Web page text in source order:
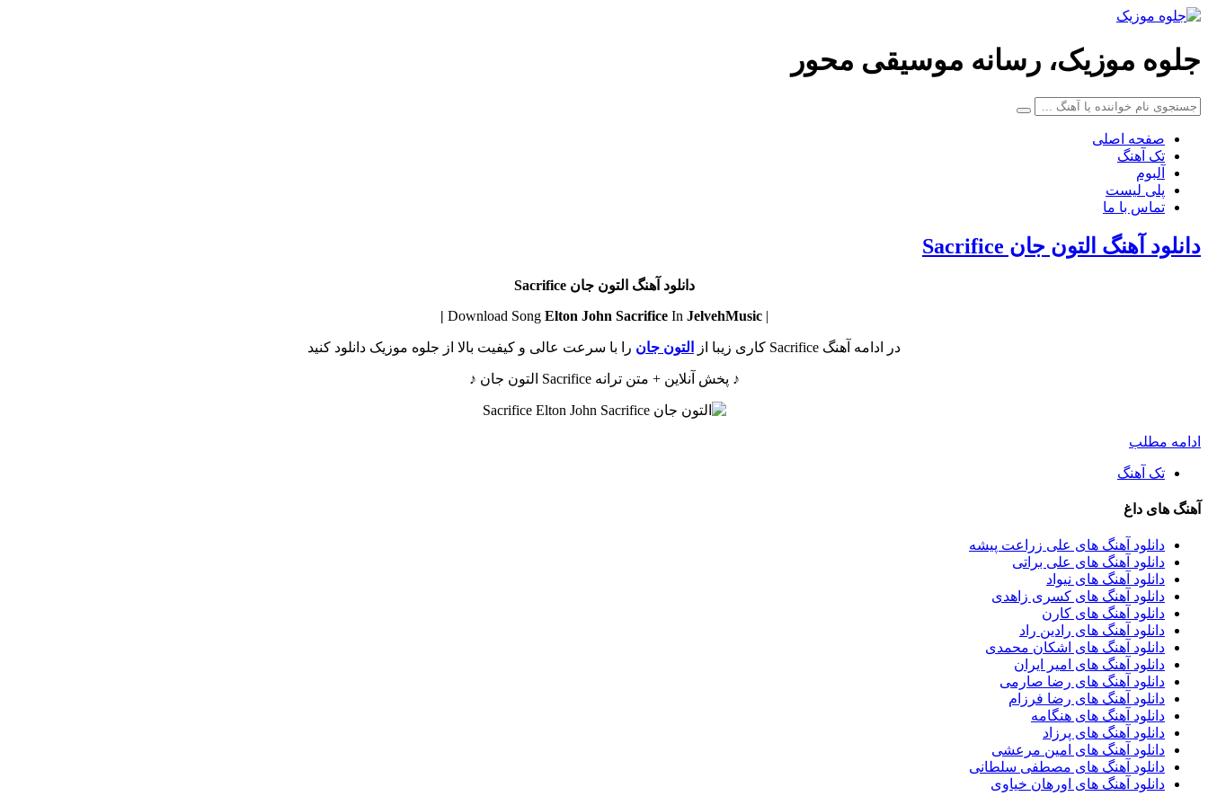
جلوه موزیک، رسانه موسیقی محور
صفحه اصلی
تک آهنگ
آلبوم
پلی لیست
تماس با ما
دانلود آهنگ التون جان Sacrifice
دانلود آهنگ التون جان Sacrifice
| Download Song
Elton John SacrificeIn JelvehMusic |
در ادامه آهنگ Sacrifice کاری زیبا از التون جان را با سرعت عالی و کیفیت بالا از جلوه موزیک دانلود کنید
♪ پخش آنلاین + متن ترانه Sacrifice التون جان ♪
ادامه مطلب
تک آهنگ
آهنگ های داغ
دانلود آهنگ های علی زراعت پیشه
دانلود آهنگ های علی براتی
دانلود آهنگ های نیواد
دانلود آهنگ های کسری زاهدی
دانلود آهنگ های کارن
دانلود آهنگ های رادین راد
دانلود آهنگ های اشکان محمدی
دانلود آهنگ های امیر ایران
دانلود آهنگ های رضا صارمی
دانلود آهنگ های رضا فرزام
دانلود آهنگ های هنگامه
دانلود آهنگ های پرزاد
دانلود آهنگ های امین مرعشی
دانلود آهنگ های مصطفی سلطانی
دانلود آهنگ های اورهان خیاوی